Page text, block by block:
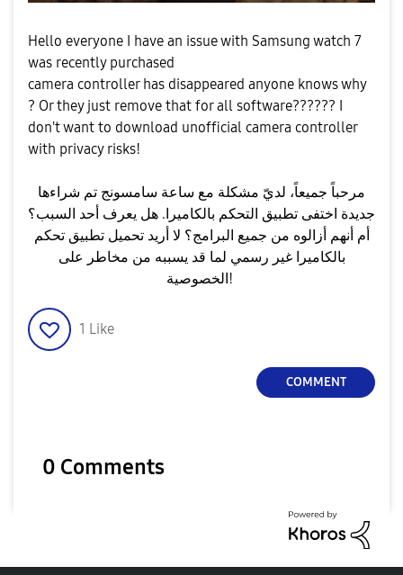
Hello everyone I have an issue with Samsung watch 7
was recently purchased
camera controller has disappeared anyone knows why
? Or they just remove that for all software?????? I
don't want to download unofficial camera controller
with privacy risks!
مرحباً جميعاً، لديّ مشكلة مع ساعة سامسونج تم شراءها
جديدة اختفى تطبيق التحكم بالكاميرا. هل يعرف أحد السبب؟
أم أنهم أزالوه من جميع البرامج؟ لا أريد تحميل تطبيق تحكم
بالكاميرا غير رسمي لما قد يسببه من مخاطر على
الخصوصية!
1 Like
COMMENT
0 Comments